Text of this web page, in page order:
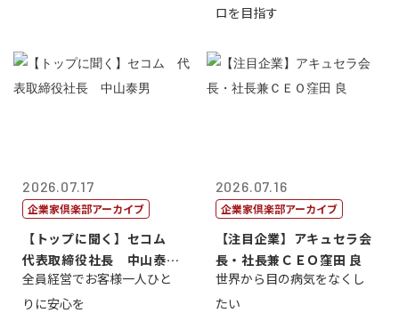
ロを目指す
2026.07.17
企業家倶楽部アーカイブ
【トップに聞く】セコム
代表取締役社長 中山泰
男
全員経営でお客様一人ひと
りに安心を
2026.07.16
企業家倶楽部アーカイブ
【注目企業】アキュセラ会
長・社長兼ＣＥＯ窪田 良
世界から目の病気をなくし
たい